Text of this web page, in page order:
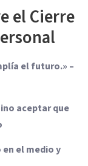
el Cierre
el futuro.» –
aceptar que
el medio y